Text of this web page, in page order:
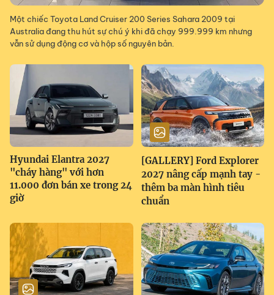
Một chiếc Toyota Land Cruiser 200 Series Sahara 2009 tại
Australia đang thu hút sự chú ý khi đã chạy 999.999 km nhưng
vẫn sử dụng động cơ và hộp số nguyên bản.
Hyundai Elantra 2027
"cháy hàng" với hơn
11.000 đơn bán xe trong 24
giờ
[GALLERY] Ford Explorer
2027 nâng cấp mạnh tay -
thêm ba màn hình tiêu
chuẩn